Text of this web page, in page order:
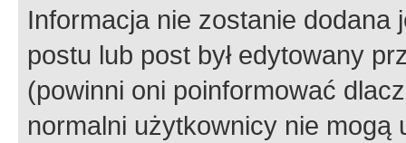
Informacja nie zostanie dodana
postu lub post był edytowany
(powinni oni poinformować
normalni użytkownicy nie